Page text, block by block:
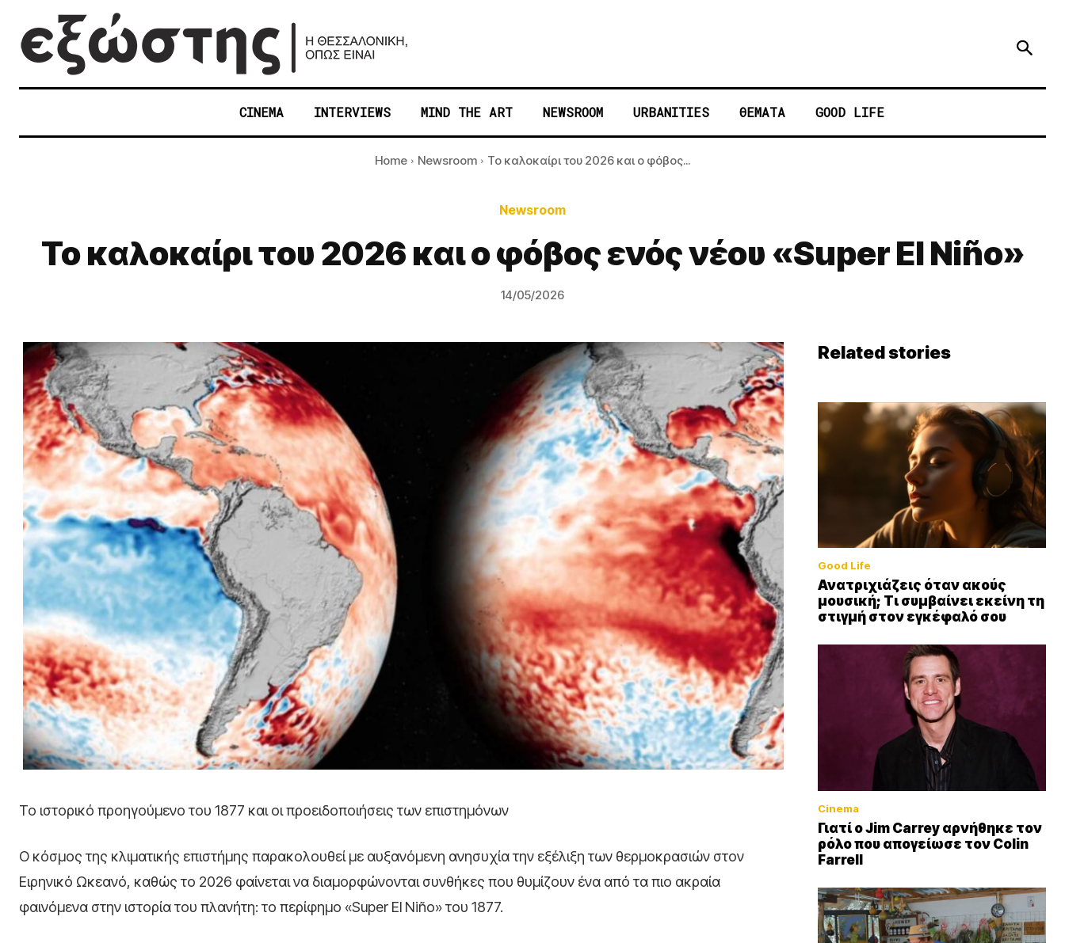
CINEMA INTERVIEWS MIND THE ART NEWSROOM URBANITIES ΘΕΜΑΤΑ GOOD LIFE
Home Newsroom Το καλοκαίρι του 2026 και ο φόβος...
Newsroom
Το καλοκαίρι του 2026 και ο φόβος ενός νέου «Super El Niño»
14/05/2026
Το ιστορικό προηγούμενο του 1877 και οι προειδοποιήσεις των επιστημόνων
Ο κόσμος της κλιματικής επιστήμης παρακολουθεί με αυξανόμενη ανησυχία την εξέλιξη των θερμοκρασιών στον
Ειρηνικό Ωκεανό, καθώς το 2026 φαίνεται να διαμορφώνονται συνθήκες που θυμίζουν ένα από τα πιο ακραία
φαινόμενα στην ιστορία του πλανήτη: το περίφημο «Super El Niño» του 1877.
Related stories
Good Life
Ανατριχιάζεις όταν ακούς
μουσική; Τι συμβαίνει εκείνη τη
στιγμή στον εγκέφαλό σου
Cinema
Γιατί ο Jim Carrey αρνήθηκε τον
ρόλο που απογείωσε τον Colin
Farrell